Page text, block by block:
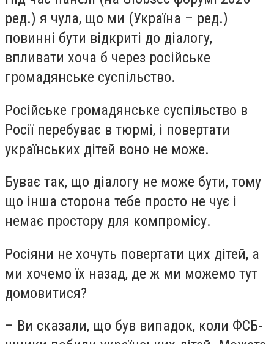
ред.) я чула, що ми (Україна – ред.)
повинні бути відкриті до діалогу,
впливати хоча б через російське
громадянське суспільство.
Російське громадянське суспільство в
Росії перебуває в тюрмі, і повертати
українських дітей воно не може.
Буває так, що діалогу не може бути, тому
що інша сторона тебе просто не чує і
немає простору для компромісу.
Росіяни не хочуть повертати цих дітей, а
ми хочемо їх назад, де ж ми можемо тут
домовитися?
– Ви сказали, що був випадок, коли ФСБ-